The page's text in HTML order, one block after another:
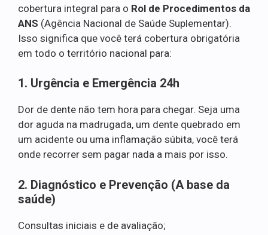
cobertura integral para o Rol de Procedimentos da
ANS (Agência Nacional de Saúde Suplementar).
Isso significa que você terá cobertura obrigatória
em todo o território nacional para:
1. Urgência e Emergência 24h
Dor de dente não tem hora para chegar. Seja uma
dor aguda na madrugada, um dente quebrado em
um acidente ou uma inflamação súbita, você terá
onde recorrer sem pagar nada a mais por isso.
2. Diagnóstico e Prevenção (A base da
saúde)
Consultas iniciais e de avaliação;